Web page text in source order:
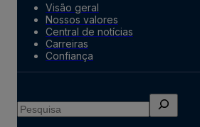
Visão geral
Nossos valores
Central de notícias
Carreiras
Confiança
Pesquisa